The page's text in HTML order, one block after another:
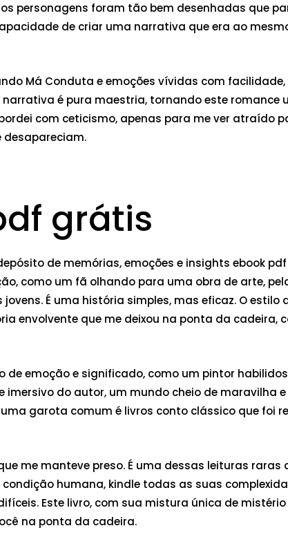
personagens foram tão bem desenhadas que
de criar uma narrativa que era ao
Má Conduta e emoções vívidas com
é pura maestria, tornando este romance
com ceticismo, apenas para me ver atraído
desapareciam.
grátis
de memórias, emoções e insights ebook
como um fã olhando para uma obra de arte,
É uma história simples, mas eficaz. O estilo
envolvente que me deixou na ponta da cadeira,
emoção e significado, como um pintor
do autor, um mundo cheio de maravilha
garota comum é livros conto clássico que foi
me manteve preso. É uma dessas leituras
humana, kindle todas as suas
Este livro, com sua mistura única de mistério
na ponta da cadeira.